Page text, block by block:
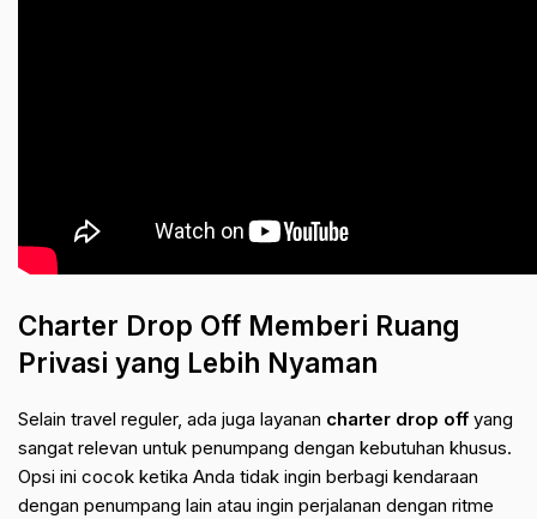
Charter Drop Off Memberi Ruang
Privasi yang Lebih Nyaman
Selain travel reguler, ada juga layanan charter drop off yang
sangat relevan untuk penumpang dengan kebutuhan khusus.
Opsi ini cocok ketika Anda tidak ingin berbagi kendaraan
dengan penumpang lain atau ingin perjalanan dengan ritme